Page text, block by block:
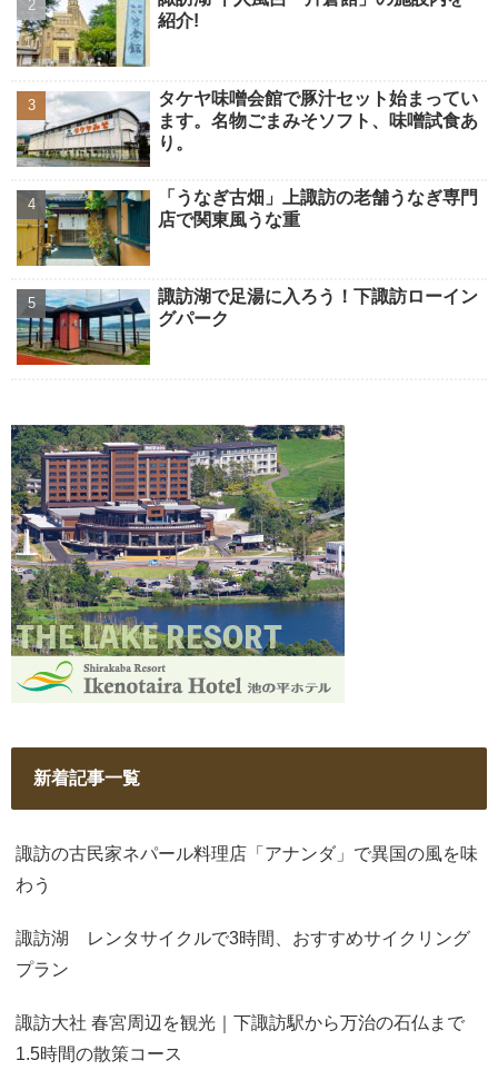
紹介!
タケヤ味噌会館で豚汁セット始まってい
ます。名物ごまみそソフト、味噌試食あ
り。
「うなぎ古畑」上諏訪の老舗うなぎ専門
店で関東風うな重
諏訪湖で足湯に入ろう！下諏訪ローイン
グパーク
新着記事一覧
諏訪の古民家ネパール料理店「アナンダ」で異国の風を味
わう
諏訪湖 レンタサイクルで3時間、おすすめサイクリング
プラン
諏訪大社 春宮周辺を観光｜下諏訪駅から万治の石仏まで
1.5時間の散策コース